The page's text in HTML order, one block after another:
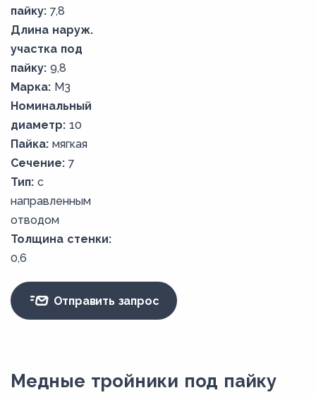
пайку: 7,8
Длина наруж.
участка под
пайку: 9,8
Марка: М3
Номинальный
диаметр: 10
Пайка: мягкая
Сечение: 7
Тип: с
направленным
отводом
Толщина стенки:
0,6
Отправить запрос
Медные тройники под пайку